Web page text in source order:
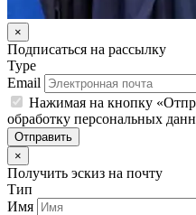
×
Подписаться на рассылку
Type
Email
Нажимая на кнопку
обработку персональных
Отправить
×
Получить эскиз на почту
Тип
Имя